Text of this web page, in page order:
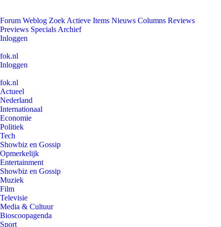
Forum Weblog Zoek Actieve Items Nieuws Columns Reviews
Previews Specials Archief
Inloggen
fok.nl
Inloggen
fok.nl
Actueel
Nederland
Internationaal
Economie
Politiek
Tech
Showbiz en Gossip
Opmerkelijk
Entertainment
Showbiz en Gossip
Muziek
Film
Televisie
Media & Cultuur
Bioscoopagenda
Sport